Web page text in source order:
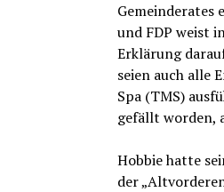
Gemeinderates
und FDP weist
Erklärung
seien auch alle
Spa (TMS)
gefällt worden,
Hobbie hatte
der